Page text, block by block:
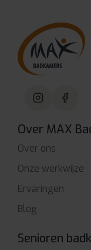
Over MAX
Over ons
Onze werkwijze
Ervaringen
Blog
Senioren